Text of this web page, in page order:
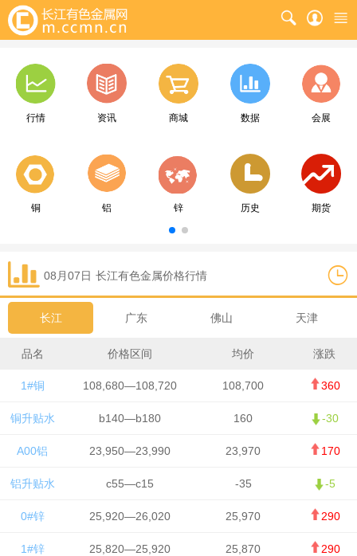
行情 资讯 商城 数据 会展
铜 铝 锌 历史 期货
08月07日 长江有色金属价格行情
长江 广东 佛山 天津
品名 价格区间 均价 涨跌
1#铜 108,680—108,720 108,700 360
铜升贴水 b140—b180 160 -30
A00铝 23,950—23,990 23,970 170
铝升贴水 c55—c15 -35 -5
0#锌 25,920—26,020 25,970 290
1#锌 25,820—25,920 25,870 290